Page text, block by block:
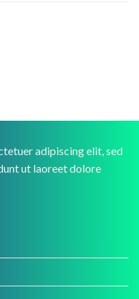
adipiscing elit, sed
ut laoreet dolore